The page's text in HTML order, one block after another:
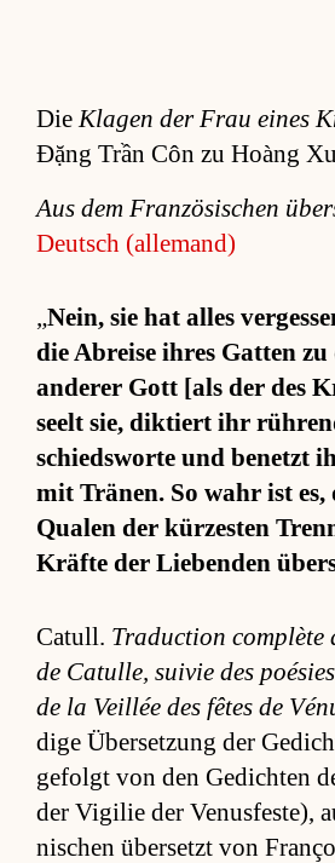
DieKlagen der Frau eines
Đặng Trần Côn zu Hoàng
Aus dem Fran­zö­si­schen
Deutsch (al­le­mand)
„Nein, sie hat al­les
die Ab­reise ih­res Gat­ten
an­de­rer Gott [als der des
seelt sie, dik­tiert ihr
schieds­worte und be­netzt
mit Trä­nen. So wahr ist es,
Qua­len der kür­zes­ten
Kräfte der Lie­ben­den
Ca­tull. Tra­duc­tion com­plète
de Ca­tul­le, sui­vie des
de la Veillée des fêtes de
dige Über­set­zung der
ge­folgt von den Ge­dich­ten
der Vi­gi­lie der Ve­nus­fes­te),
ni­schen über­setzt von